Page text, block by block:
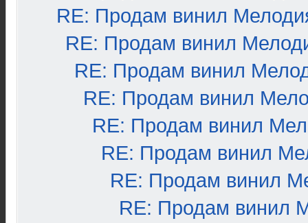
RE: Продам винил
RE: Продам винил
RE: Продам винил
RE: Продам винил
RE: Продам винил
RE: Продам винил
RE: Продам винил
RE: Продам винил